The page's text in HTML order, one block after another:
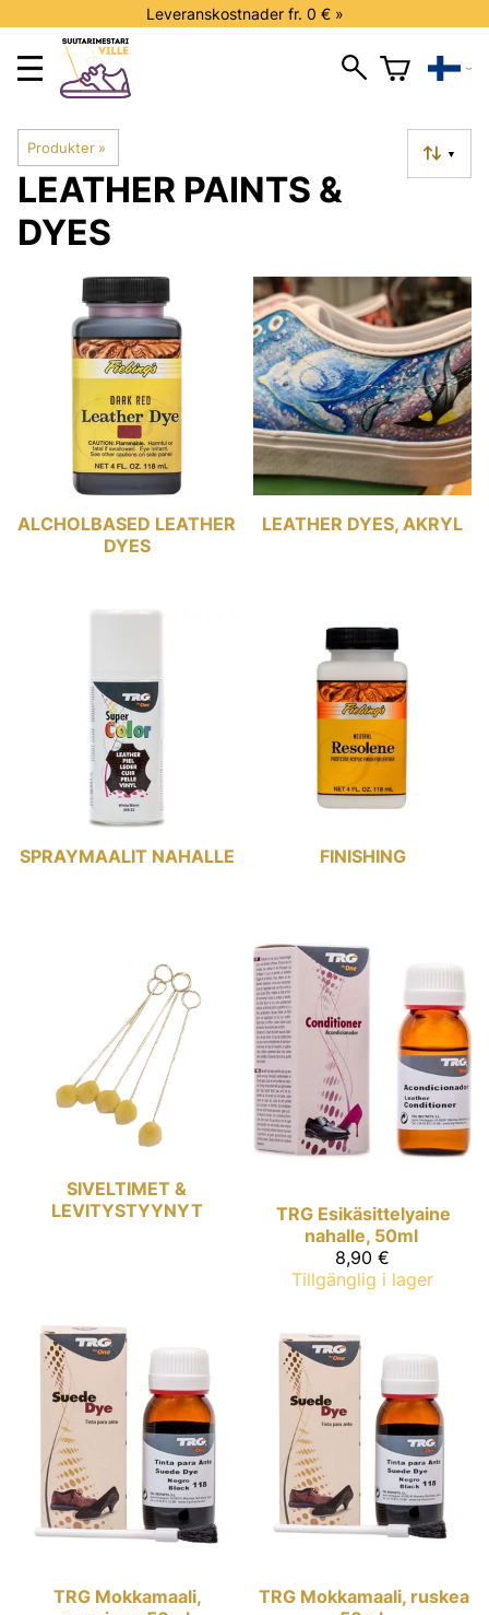
Leveranskostnader fr. 0 € »
Produkter ‪» ▼
LEATHER PAINTS &
DYES
ALCHOLBASED LEATHER
DYES
LEATHER DYES, AKRYL
SPRAYMAALIT NAHALLE FINISHING
SIVELTIMET &
LEVITYSTYYNYT
TRG Esikäsittelyaine
nahalle, 50ml
8,90 €
Tillgänglig i lager
TRG Mokkamaali,
TRG Mokkamaali, ruskea